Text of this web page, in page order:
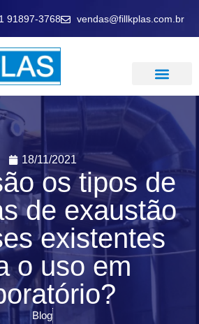
91897-3768 vendas@fillkplas.com.br
18/11/2021
os tipos de
de exaustão
existentes
o uso em
Blog